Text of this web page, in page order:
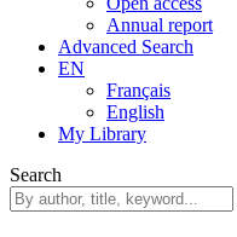
Annual report
Advanced Search
EN
Français
English
My Library
Search